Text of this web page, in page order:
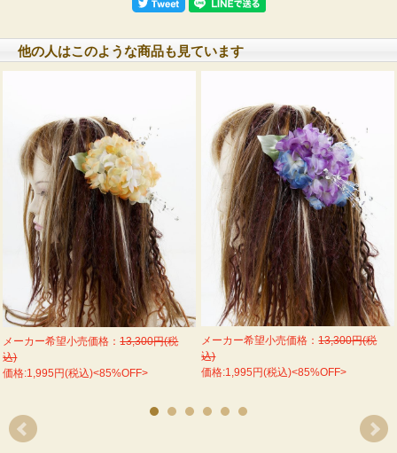
他の人はこのような商品も見ています
メーカー希望小売価格：13,300円(税
込)
価格:1,995円(税込)<85%OFF>
メーカー希望小売価格：13,300円(税
込)
価格:1,995円(税込)<85%OFF>